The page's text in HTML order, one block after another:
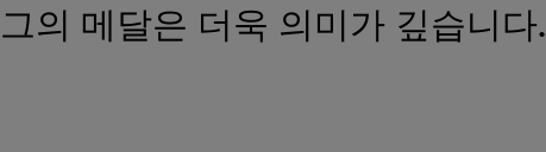
의 메달은 더욱 의미가 깊습니다.